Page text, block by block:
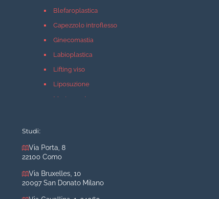
Blefaroplastica
Capezzolo introflesso
Ginecomastia
Labioplastica
Lifting viso
Liposuzione
Mastopessi
Rinoplastica
Medicina estetica Milano
Acido ialuronico viso
Studi:
Via Porta, 8
22100 Como
Via Bruxelles, 10
20097 San Donato Milano